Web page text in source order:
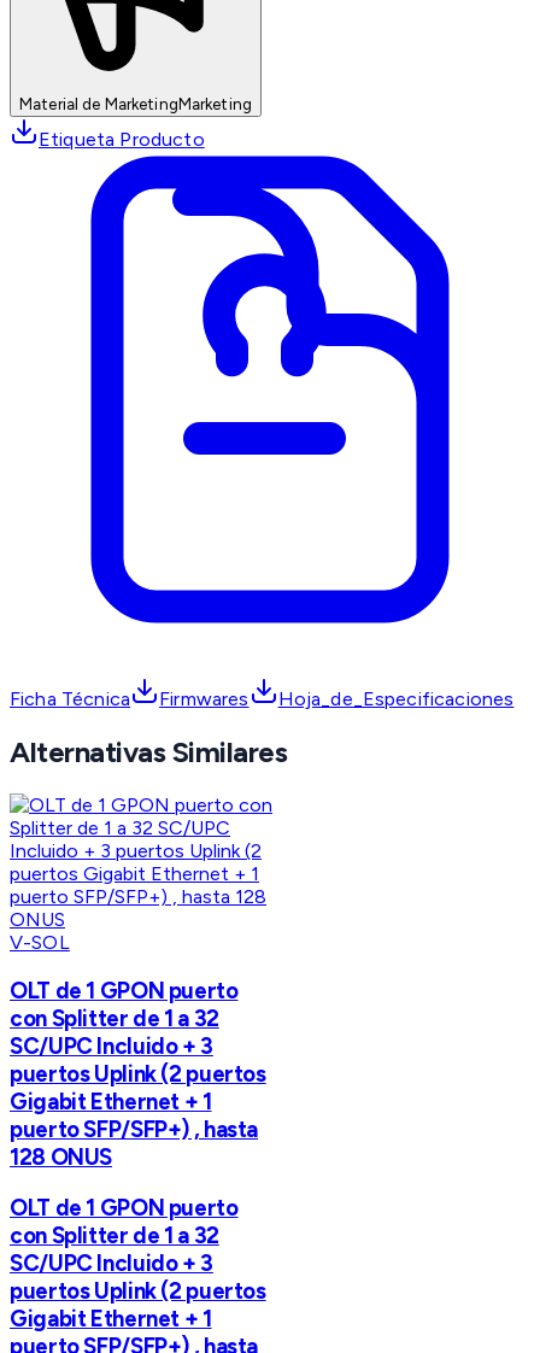
Material de MarketingMarketing
Etiqueta Producto
Ficha Técnica Firmwares Hoja_de_Especificaciones
Alternativas Similares
V-SOL
OLT de 1 GPON puerto
con Splitter de 1 a 32
SC/UPC Incluido + 3
puertos Uplink (2 puertos
Gigabit Ethernet + 1
puerto SFP/SFP+) , hasta
128 ONUS
OLT de 1 GPON puerto
con Splitter de 1 a 32
SC/UPC Incluido + 3
puertos Uplink (2 puertos
Gigabit Ethernet + 1
puerto SFP/SFP+) , hasta